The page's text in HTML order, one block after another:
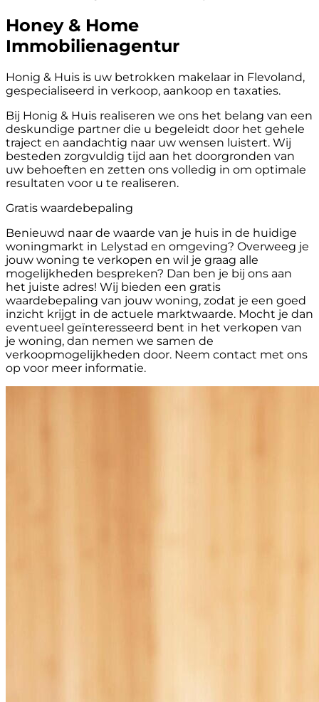
Honey & Home
Immobilienagentur
Honig & Huis is uw betrokken makelaar in Flevoland,
gespecialiseerd in verkoop, aankoop en taxaties.
Bij Honig & Huis realiseren we ons het belang van een
deskundige partner die u begeleidt door het gehele
traject en aandachtig naar uw wensen luistert. Wij
besteden zorgvuldig tijd aan het doorgronden van
uw behoeften en zetten ons volledig in om optimale
resultaten voor u te realiseren.
Gratis waardebepaling
Benieuwd naar de waarde van je huis in de huidige
woningmarkt in Lelystad en omgeving? Overweeg je
jouw woning te verkopen en wil je graag alle
mogelijkheden bespreken? Dan ben je bij ons aan
het juiste adres! Wij bieden een gratis
waardebepaling van jouw woning, zodat je een goed
inzicht krijgt in de actuele marktwaarde. Mocht je dan
eventueel geïnteresseerd bent in het verkopen van
je woning, dan nemen we samen de
verkoopmogelijkheden door. Neem contact met ons
op voor meer informatie.